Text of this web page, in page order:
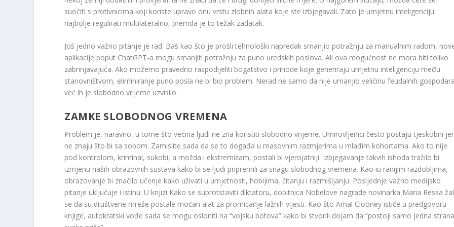
suočiti s protivnicima koji koriste upravo onu vrstu zlobnih alata koje ste izbjegavali. Zato je umjetnu inteligenciju
najbolje regulirati multilateralno, premda je to težak zadatak.
Još jedno važno pitanje je rad. Baš kao što je prošli tehnološki napredak smanjio potražnju za manualnim radom,
aplikacije poput ChatGPT-a mogu smanjiti potražnju za puno uredskih poslova. Ali ova mogućnost ne mora biti toliko
zabrinjavajuća. Ako možemo pravedno raspodijeliti bogatstvo i prihode koje generiraju umjetnu inteligenciju među
stanovništvom, eliminiranje puno posla ne bi bio problem. Nerad ne samo da nije umanjio veličinu feudalnih
već ih je slobodno vrijeme uzvisilo.
ZAMKE SLOBODNOG VREMENA
Problem je, naravno, u tome što većina ljudi ne zna koristiti slobodno vrijeme. Umirovljenici često postaju tjeskobni jer
ne znaju što bi sa sobom. Zamislite sada da se to događa u masovnim razmjerima u mlađim kohortama. Ako to nije
pod kontrolom, kriminal, sukobi, a možda i ekstremizam, postali bi vjerojatniji. Izbjegavanje takvih ishoda tražilo bi
izmjenu naših obrazovnih sustava kako bi se ljudi pripremili za snagu slobodnog vremena. Kao iu ranijim razdobljima,
obrazovanje bi značilo učenje kako uživati ​​u umjetnosti, hobijima, čitanju i razmišljanju. Posljednje važno medijsko
pitanje uključuje i istinu. U knjizi Kako se suprotstaviti diktatoru, dobitnica Nobelove nagrade novinarka Maria Ressa
se da su društvene mreže postale moćan alat za promicanje lažnih vijesti. Kao što Amal Clooney ističe u predgovoru
knjige, autokratski vođe sada se mogu osloniti na “vojsku botova” kako bi stvorili dojam da “postoji samo jedna strana